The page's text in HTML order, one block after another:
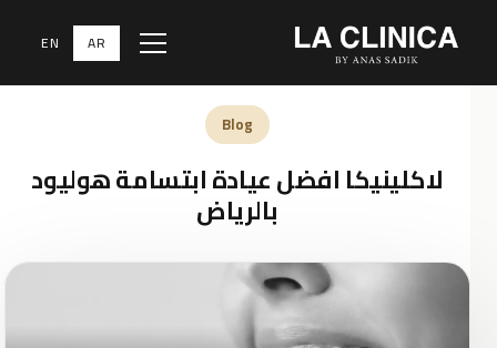
Menu
AR
EN
Blog
لاكلينيكا افضل عيادة ابتسامة هوليود
بالرياض